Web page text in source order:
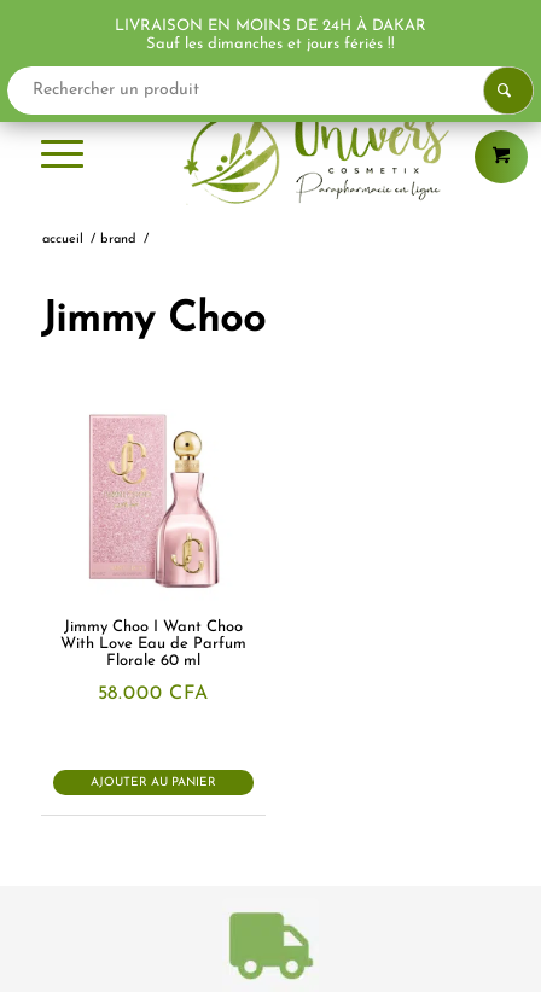
accueil / brand /
Jimmy Choo
Jimmy Choo I Want Choo
With Love Eau de Parfum
Florale 60 ml
58.000 CFA
AJOUTER AU PANIER
LIVRAISON EN MOINS DE 24H À DAKAR
Sauf les dimanches et jours fériés !!